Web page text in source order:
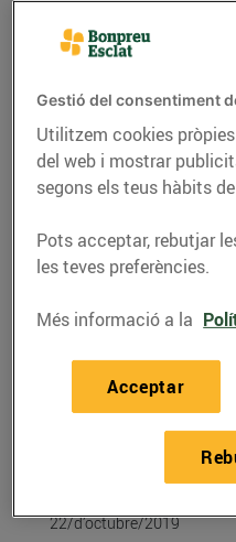
RECEPTES
Recepta
d’ànec
gingebre
22/d’octubre/2019
Gestió del consentiment
Utilitzem cookies
del web i mostrar
segons els teus hàbits
Pots acceptar, rebutjar
les teves preferències.
Més informació a la
Acceptar